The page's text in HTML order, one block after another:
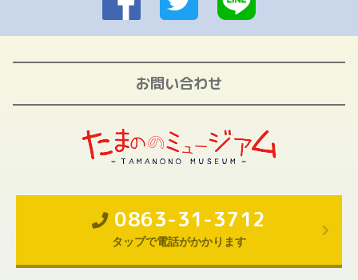
お問い合わせ
0863-31-3712
タップで電話がかかります